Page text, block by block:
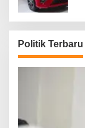
Politik Terbaru